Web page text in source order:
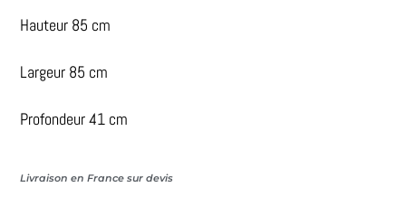
Hauteur 85 cm
Largeur 85 cm
Profondeur 41 cm
Livraison en France sur devis